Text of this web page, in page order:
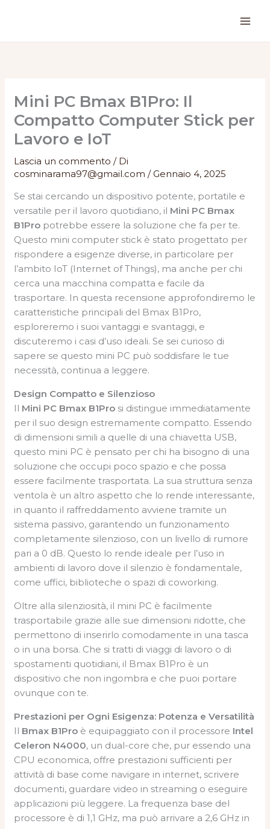
Mini PC Bmax B1Pro: Il
Compatto Computer Stick per
Lavoro e IoT
Lascia un commento / Di
cosminarama97@gmail.com/Gennaio 4, 2025
Se stai cercando un dispositivo potente, portatile e
versatile per il lavoro quotidiano, il Mini PC Bmax
B1Pro potrebbe essere la soluzione che fa per te.
Questo mini computer stick è stato progettato per
rispondere a esigenze diverse, in particolare per
l’ambito IoT (Internet of Things), ma anche per chi
cerca una macchina compatta e facile da
trasportare. In questa recensione approfondiremo le
caratteristiche principali del Bmax B1Pro,
esploreremo i suoi vantaggi e svantaggi, e
discuteremo i casi d’uso ideali. Se sei curioso di
sapere se questo mini PC può soddisfare le tue
necessità, continua a leggere.
Design Compatto e Silenzioso
Il Mini PC Bmax B1Pro si distingue immediatamente
per il suo design estremamente compatto. Essendo
di dimensioni simili a quelle di una chiavetta USB,
questo mini PC è pensato per chi ha bisogno di una
soluzione che occupi poco spazio e che possa
essere facilmente trasportata. La sua struttura senza
ventola è un altro aspetto che lo rende interessante,
in quanto il raffreddamento avviene tramite un
sistema passivo, garantendo un funzionamento
completamente silenzioso, con un livello di rumore
pari a 0 dB. Questo lo rende ideale per l’uso in
ambienti di lavoro dove il silenzio è fondamentale,
come uffici, biblioteche o spazi di coworking.
Oltre alla silenziosità, il mini PC è facilmente
trasportabile grazie alle sue dimensioni ridotte, che
permettono di inserirlo comodamente in una tasca
o in una borsa. Che si tratti di viaggi di lavoro o di
spostamenti quotidiani, il Bmax B1Pro è un
dispositivo che non ingombra e che puoi portare
ovunque con te.
Prestazioni per Ogni Esigenza: Potenza e Versatilità
Il Bmax B1Pro è equipaggiato con il processore Intel
Celeron N4000, un dual-core che, pur essendo una
CPU economica, offre prestazioni sufficienti per
attività di base come navigare in internet, scrivere
documenti, guardare video in streaming o eseguire
applicazioni più leggere. La frequenza base del
processore è di 1,1 GHz, ma può arrivare a 2,6 GHz in